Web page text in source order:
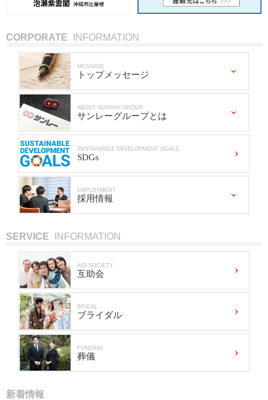
CORPORATE INFORMATION
MESSAGE
トップメッセージ
ABOUT SUNRAY GROUP
サンレーグループとは
SUSTAINABLE DEVELOPMENT GOALS
SDGs
EMPLOYMENT
採用情報
SERVICE INFORMATION
AID SOCIETY
互助会
BRIDAL
ブライダル
FUNERAL
葬儀
新着情報